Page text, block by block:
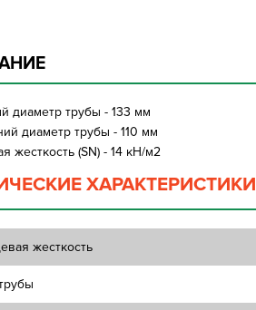
диаметр трубы - 133 мм
диаметр трубы - 110 мм
жесткость (SN) - 14 кН/м2
ХАРАКТЕРИСТИКИ
жесткость